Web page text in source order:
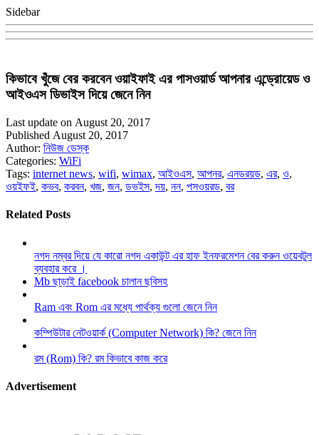
Sidebar
কিভাবে খুঁজে বের করবেন ওয়াইফাই এর পাসওয়ার্ড আপনার এন্ড্রোয়েড ও
আইওএস ডিভাইস দিয়ে জেনে নিন
Last update on August 20, 2017
Published August 20, 2017
Author: নিউজ ডেস্ক
Categories: WiFi
Tags: internet news, wifi, wimax, আইওএস, আপনর, এনডরয়ড, এর, ও,
ওয়ইফই, কভব, করবন, খজ, জন, ডভইস,দয়, নন, পসওয়রড, বর
Related Posts
নগদ নম্বর দিয়ে যে কারো নগদ একাউন্ট এর হাফ ইনফরমেশন বের করুন ওয়েবটুল
ব্যবহার করে ।
Mb ছাড়াই facebook চালান ছবিসহ
Ram এবং Rom এর মধ্যে পার্থক্য গুলো জেনে নিন
কম্পিউটার নেটওয়ার্ক (Computer Network) কি? জেনে নিন
রম (Rom) কি? রম কিভাবে কাজ করে
Advertisement